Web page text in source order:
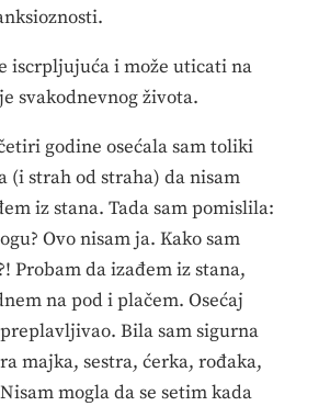
iscrpljujuća i može uticati na
svakodnevnog života.
godine osećala sam toliki
(i strah od straha) da nisam
iz stana. Tada sam pomislila:
Ovo nisam ja. Kako sam
Probam da izađem iz stana,
na pod i plačem. Osećaj
Bila sam sigurna
majka, sestra, ćerka, rođaka,
mogla da se setim kada